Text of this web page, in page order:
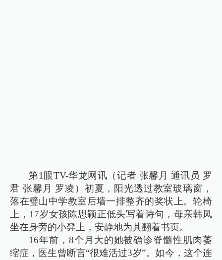
第1眼TV-华龙网讯（记者 张馨月 通讯员 罗
君 张馨月 罗凌）初夏，阳光透过教室玻璃窗，
落在璧山中学教室后墙一排整齐的奖状上。轮椅
上，17岁女孩陈思颖正低头写着诗句，母亲韩凤
坐在身旁的小凳上，安静地为其翻着书页。
16年前，8个月大的她被确诊脊髓性肌肉萎
缩症，医生曾断言“很难活过3岁”。如今，这个连